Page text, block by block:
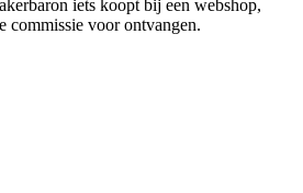
iets koopt bij een webshop,
commissie voor ontvangen.